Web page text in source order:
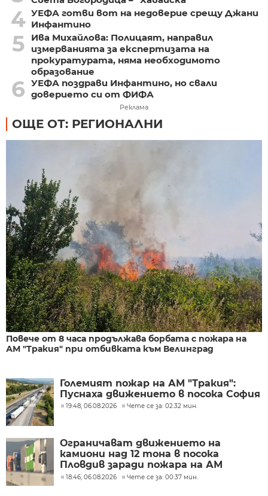
4 УЕФА готви вот на недоверие срещу Джани
Инфантино
5
Ива Михайлова: Полицаят, направил
измерванията за експертизата на
прокуратурата, няма необходимото
образование
6 УЕФА поздрави Инфантино, но свали
доверието си от ФИФА
Реклама
ОЩЕ ОТ: РЕГИОНАЛНИ
Повече от 8 часа продължава борбата с пожара на
АМ "Тракия" при отбивката към Велинград
Големият пожар на АМ "Тракия":
Пуснаха движението в посока София
19:48, 06.08.2026 Чете се за: 02:32 мин.
Ограничават движението на
камиони над 12 тона в посока
Пловдив заради пожара на АМ
"Тракия"
18:46, 06.08.2026 Чете се за: 00:37 мин.